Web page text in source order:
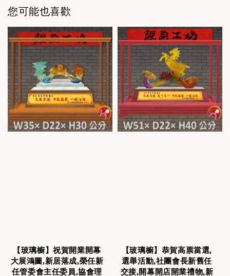
您可能也喜歡
【玻璃櫥】祝賀開業開幕
大展鴻圖,新居落成,榮任新
任管委會主任委員,協會理
【玻璃櫥】恭賀高票當選,
選舉活動,社團會長新舊任
交接,開幕開店開業禮物,新